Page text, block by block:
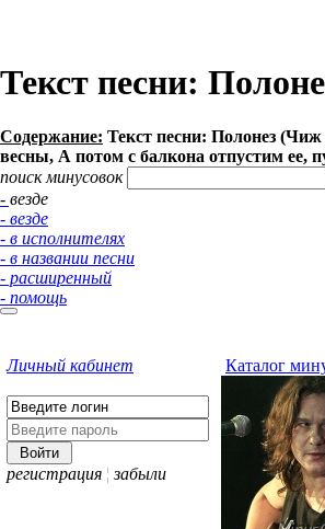
Текст песни:
Содержание: Текст песни: Полонез
весны, А потом с балкона отпустим ее,
поиск минусовок
- везде
- везде
- в исполнителях
- в названии песни
- расширенный
- помощь
Личный кабинет
регистрация ¦ забыли
Каталог